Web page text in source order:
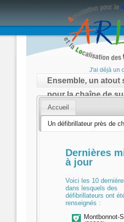
J'ai déjà un
Ensemble, un atout
pour la chaîne de
Accueil
Un défibrillateur près de
Dernières
à jour
Voici les 10
dans lesquels des
défibrillateurs ont
renseignés :
Montbonnot-